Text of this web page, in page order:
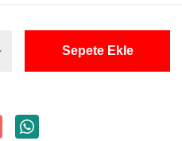
Sepete Ekle